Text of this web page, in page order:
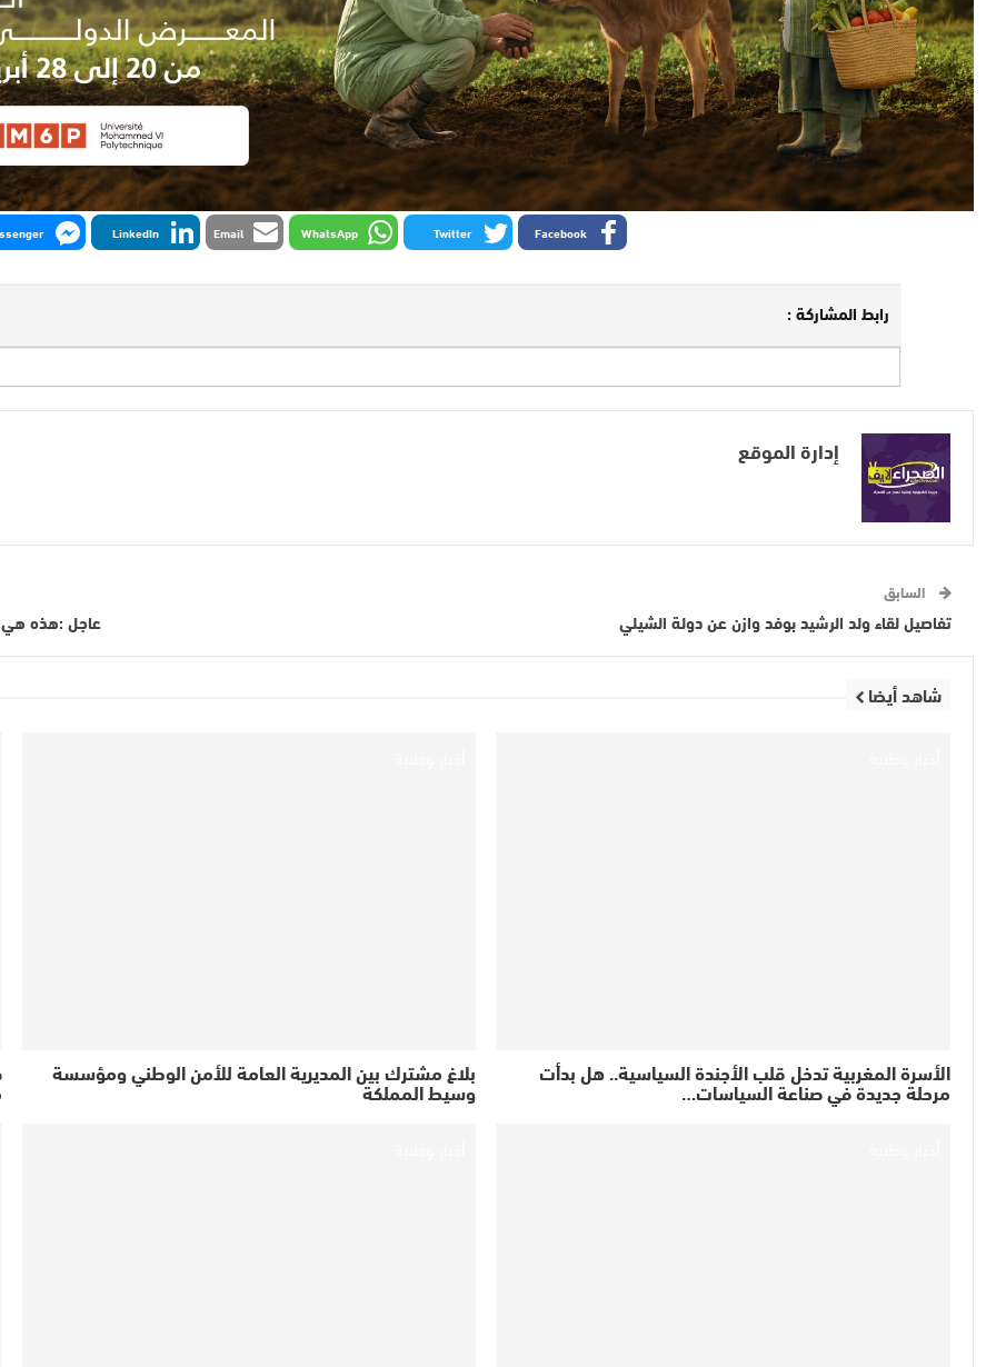
Facebook
Twitter
WhatsApp
Email
LinkedIn
رابط المشاركة :
إدارة الموقع
السابق
تفاصيل لقاء ولد الرشيد بوفد وازن عن دولة الشيلي عاجل :هذه هي
شاهد أيضا
الأسرة المغربية تدخل قلب الأجندة السياسية.. هل بدأت
مرحلة جديدة في صناعة السياسات…
بلاغ مشترك بين المديرية العامة للأمن الوطني ومؤسسة
وسيط المملكة